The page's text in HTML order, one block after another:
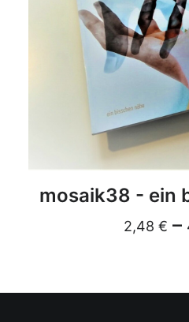
mosaik38 - ein
2,48 € –